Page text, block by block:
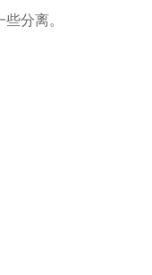
离。